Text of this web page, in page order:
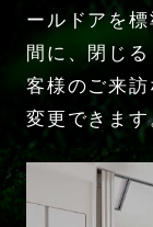
ールドアを
間に、閉じ
客様のご来
変更できま